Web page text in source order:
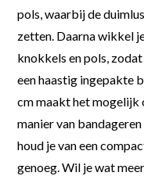
pols, waarbij de
zetten. Daarna wikkel
knokkels en pols,
een haastig ingepakte
cm maakt het mogelijk
manier van
houd je van een
genoeg. Wil je wat